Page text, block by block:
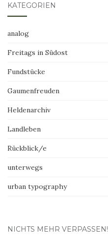
KATEGORIEN
analog
Freitags in Südost
Fundstücke
Gaumenfreuden
Heldenarchiv
Landleben
Rückblick/e
unterwegs
urban typography
NICHTS MEHR VERPASSEN!